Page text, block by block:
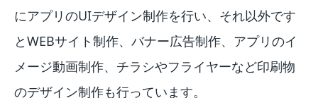
にアプリのUIデザイン制作を行い、それ以外です
とWEBサイト制作、バナー広告制作、アプリのイ
メージ動画制作、チラシやフライヤーなど印刷物
のデザイン制作も行っています。